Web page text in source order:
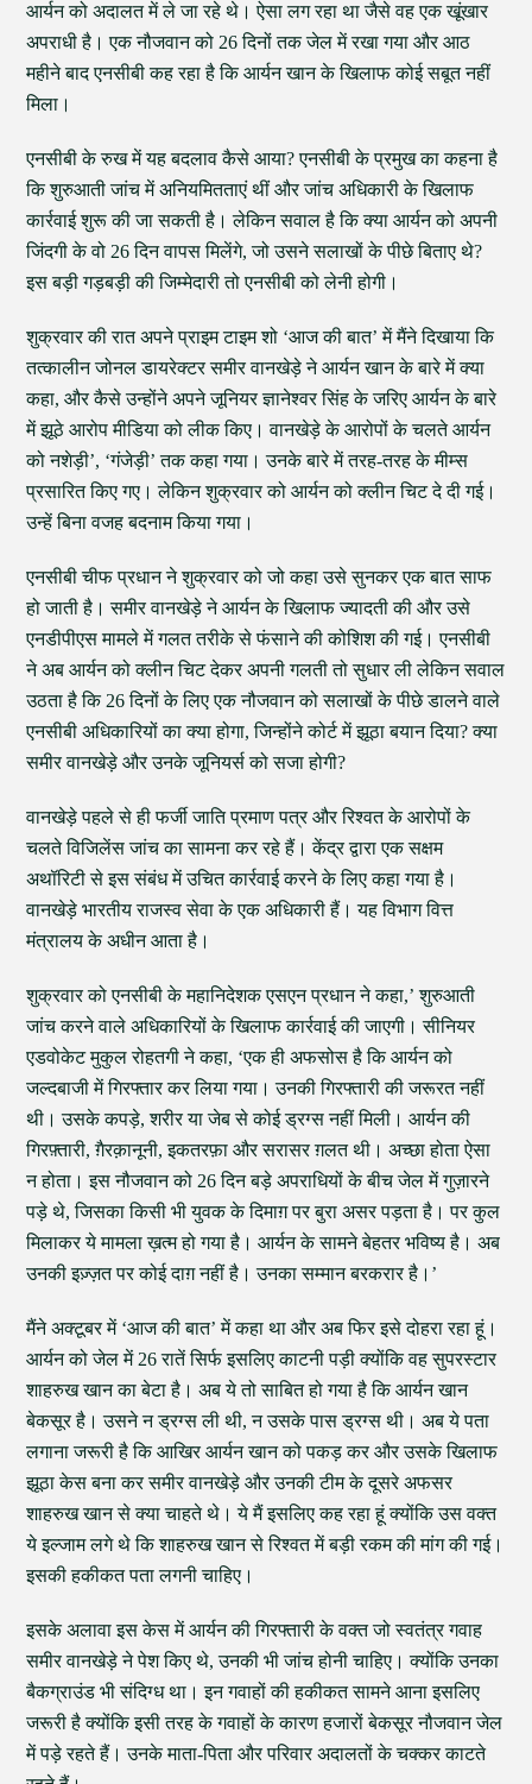
आर्यन को अदालत में ले जा रहे थे। ऐसा लग रहा था जैसे वह एक खूंखार
अपराधी है। एक नौजवान को 26 दिनों तक जेल में रखा गया और आठ
महीने बाद एनसीबी कह रहा है कि आर्यन खान के खिलाफ कोई सबूत नहीं
मिला।
एनसीबी के रुख में यह बदलाव कैसे आया? एनसीबी के प्रमुख का कहना है
कि शुरुआती जांच में अनियमितताएं थीं और जांच अधिकारी के खिलाफ
कार्रवाई शुरू की जा सकती है। लेकिन सवाल है कि क्या आर्यन को अपनी
जिंदगी के वो 26 दिन वापस मिलेंगे, जो उसने सलाखों के पीछे बिताए थे?
इस बड़ी गड़बड़ी की जिम्मेदारी तो एनसीबी को लेनी होगी।
शुक्रवार की रात अपने प्राइम टाइम शो ‘आज की बात’ में मैंने दिखाया कि
तत्कालीन जोनल डायरेक्टर समीर वानखेड़े ने आर्यन खान के बारे में क्या
कहा, और कैसे उन्होंने अपने जूनियर ज्ञानेश्वर सिंह के जरिए आर्यन के बारे
में झूठे आरोप मीडिया को लीक किए। वानखेड़े के आरोपों के चलते आर्यन
को नशेड़ी’, ‘गंजेड़ी’ तक कहा गया। उनके बारे में तरह-तरह के मीम्स
प्रसारित किए गए। लेकिन शुक्रवार को आर्यन को क्लीन चिट दे दी गई।
उन्हें बिना वजह बदनाम किया गया।
एनसीबी चीफ प्रधान ने शुक्रवार को जो कहा उसे सुनकर एक बात साफ
हो जाती है। समीर वानखेड़े ने आर्यन के खिलाफ ज्यादती की और उसे
एनडीपीएस मामले में गलत तरीके से फंसाने की कोशिश की गई। एनसीबी
ने अब आर्यन को क्लीन चिट देकर अपनी गलती तो सुधार ली लेकिन सवाल
उठता है कि 26 दिनों के लिए एक नौजवान को सलाखों के पीछे डालने वाले
एनसीबी अधिकारियों का क्या होगा, जिन्होंने कोर्ट में झूठा बयान दिया? क्या
समीर वानखेड़े और उनके जूनियर्स को सजा होगी?
वानखेड़े पहले से ही फर्जी जाति प्रमाण पत्र और रिश्वत के आरोपों के
चलते विजिलेंस जांच का सामना कर रहे हैं। केंद्र द्वारा एक सक्षम
अथॉरिटी से इस संबंध में उचित कार्रवाई करने के लिए कहा गया है।
वानखेड़े भारतीय राजस्व सेवा के एक अधिकारी हैं। यह विभाग वित्त
मंत्रालय के अधीन आता है।
शुक्रवार को एनसीबी के महानिदेशक एसएन प्रधान ने कहा,’ शुरुआती
जांच करने वाले अधिकारियों के खिलाफ कार्रवाई की जाएगी। सीनियर
एडवोकेट मुकुल रोहतगी ने कहा, ‘एक ही अफसोस है कि आर्यन को
जल्दबाजी में गिरफ्तार कर लिया गया। उनकी गिरफ्तारी की जरूरत नहीं
थी। उसके कपड़े, शरीर या जेब से कोई ड्रग्स नहीं मिली। आर्यन की
गिरफ़्तारी, ग़ैरक़ानूनी, इकतरफ़ा और सरासर ग़लत थी। अच्छा होता ऐसा
न होता। इस नौजवान को 26 दिन बड़े अपराधियों के बीच जेल में गुज़ारने
पड़े थे, जिसका किसी भी युवक के दिमाग़ पर बुरा असर पड़ता है। पर कुल
मिलाकर ये मामला ख़त्म हो गया है। आर्यन के सामने बेहतर भविष्य है। अब
उनकी इज़्ज़त पर कोई दाग़ नहीं है। उनका सम्मान बरकरार है।’
मैंने अक्टूबर में ‘आज की बात’ में कहा था और अब फिर इसे दोहरा रहा हूं।
आर्यन को जेल में 26 रातें सिर्फ इसलिए काटनी पड़ी क्योंकि वह सुपरस्टार
शाहरुख खान का बेटा है। अब ये तो साबित हो गया है कि आर्यन खान
बेकसूर है। उसने न ड्रग्स ली थी, न उसके पास ड्रग्स थी। अब ये पता
लगाना जरूरी है कि आखिर आर्यन खान को पकड़ कर और उसके खिलाफ
झूठा केस बना कर समीर वानखेड़े और उनकी टीम के दूसरे अफसर
शाहरुख खान से क्या चाहते थे। ये मैं इसलिए कह रहा हूं क्योंकि उस वक्त
ये इल्जाम लगे थे कि शाहरुख खान से रिश्वत में बड़ी रकम की मांग की गई।
इसकी हकीकत पता लगनी चाहिए।
इसके अलावा इस केस में आर्यन की गिरफ्तारी के वक्त जो स्वतंत्र गवाह
समीर वानखेड़े ने पेश किए थे, उनकी भी जांच होनी चाहिए। क्योंकि उनका
बैकग्राउंड भी संदिग्ध था। इन गवाहों की हकीकत सामने आना इसलिए
जरूरी है क्योंकि इसी तरह के गवाहों के कारण हजारों बेकसूर नौजवान जेल
में पड़े रहते हैं। उनके माता-पिता और परिवार अदालतों के चक्कर काटते